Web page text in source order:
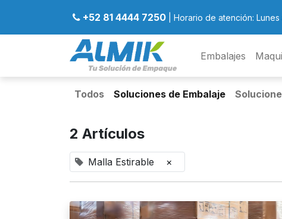
+52 81 4444 7250 | Horario de atención:
Embalajes
Todos Soluciones de Embalaje
2 Artículos
Malla Estirable ×